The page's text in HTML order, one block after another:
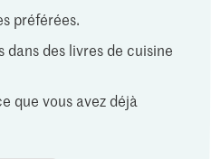
préférées.
dans des livres de cuisine
que vous avez déjà